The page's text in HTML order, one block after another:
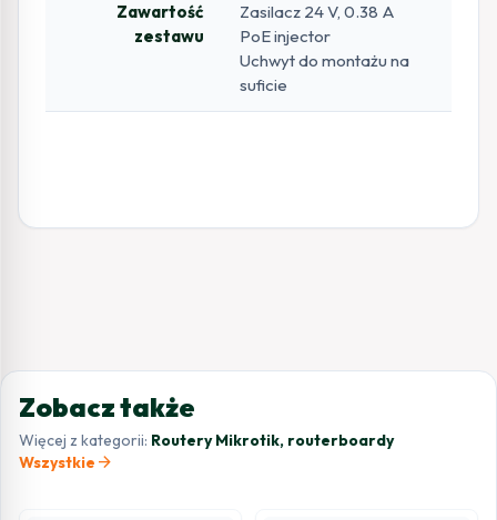
Zawartość
zestawu
Zasilacz 24 V, 0.38 A
PoE injector
Uchwyt do montażu na
suficie
Zobacz także
Więcej z kategorii: Routery Mikrotik, routerboardy
Wszystkie arrow_forward